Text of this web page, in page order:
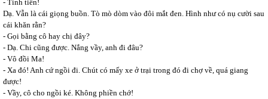
- Tính tiền!
Dạ. Vẫn là cái giọng buồn. Tò mò dòm vào đôi mắt đen. Hình như có nụ cười sau
cái khăn rằn?
- Gọi bằng cô hay chị đây?
- Dạ. Chi cũng được. Nắng vầy, anh đi đâu?
- Vô đồi Ma!
- Xa đó! Anh cứ ngồi đi. Chút có mấy xe ở trại trong đó đi chợ về, quá giang
được!
- Vầy, cô cho ngồi ké. Không phiền chớ!